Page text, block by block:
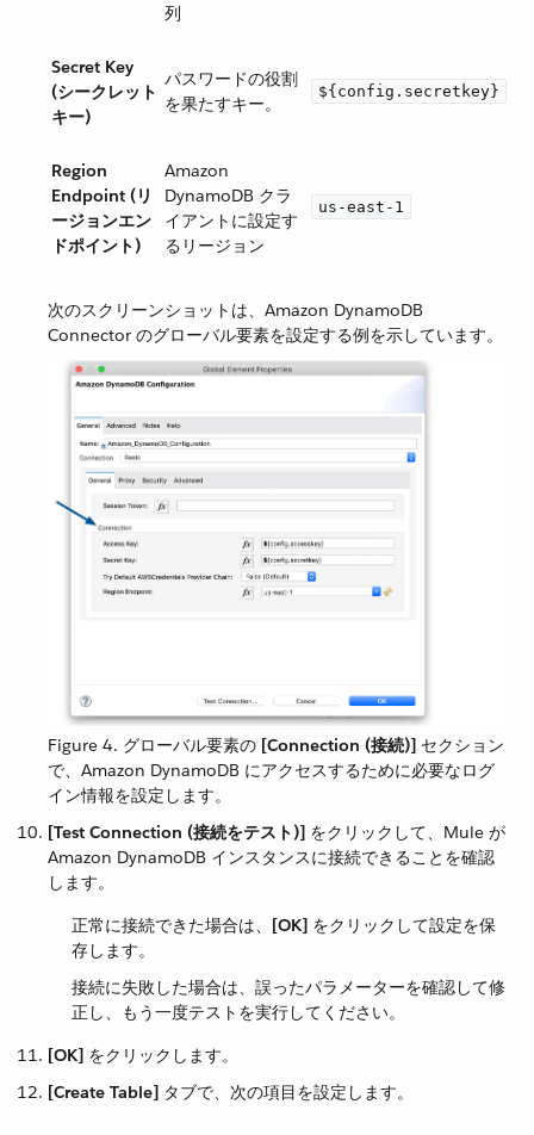
列
Secret Key
(シークレット
キー)
パスワードの役割
を果たすキー。
${config.secretkey}
Region
Endpoint (リ
ージョンエン
ドポイント)
Amazon
DynamoDB クラ
イアントに設定す
るリージョン
us-east-1
次のスクリーンショットは、Amazon DynamoDB
Connector のグローバル要素を設定する例を示しています。
Figure 4. グローバル要素の ​ [Connection (接続)] ​ セクション
で、Amazon DynamoDB にアクセスするために必要なログ
イン情報を設定します。
[Test Connection (接続をテスト)] ​ をクリックして、Mule が
Amazon DynamoDB インスタンスに接続できることを確認
します。
正常に接続できた場合は、​
[OK] ​ をクリックして設定を保
存します。
接続に失敗した場合は、誤ったパラメーターを確認して修
正し、もう一度テストを実行してください。
[OK] ​ をクリックします。
[Create Table] ​ タブで、次の項目を設定します。